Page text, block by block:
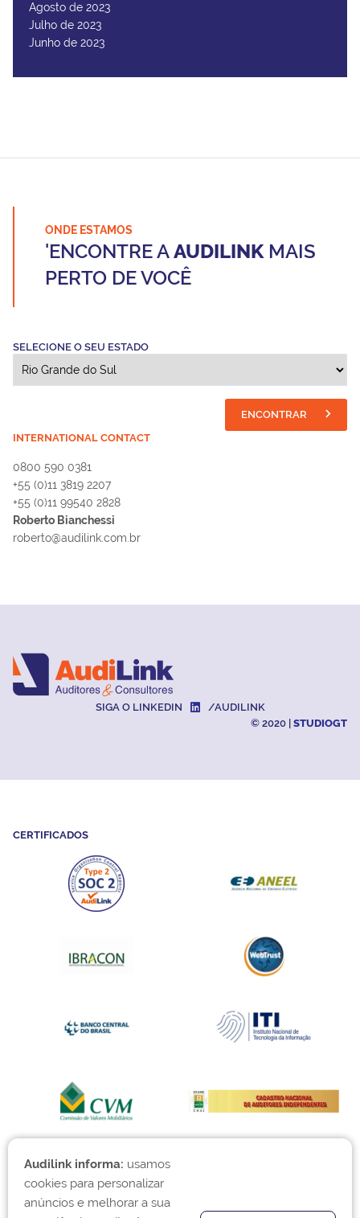
Agosto de 2023
Julho de 2023
Junho de 2023
ONDE ESTAMOS
'ENCONTRE AAUDILINKMAIS
PERTO DE VOCÊ
SELECIONE O SEU ESTADO
ENCONTRAR
INTERNATIONAL CONTACT
0800 590 0381
+55 (0)11 3819 2207
+55 (0)11 99540 2828
Roberto Bianchessi
roberto@audilink.com.br
SIGA O LINKEDIN
/AUDILINK
© 2020 | STUDIOGT
CERTIFICADOS
Audilink informa: usamos
cookies para personalizar
anúncios e melhorar a sua